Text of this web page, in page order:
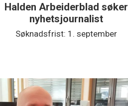
Halden Arbeiderblad søker
nyhetsjournalist
Søknadsfrist: 1. september